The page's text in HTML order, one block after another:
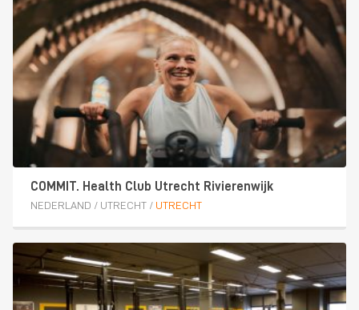
COMMIT. Health Club Utrecht Rivierenwijk
NEDERLAND / UTRECHT/ UTRECHT